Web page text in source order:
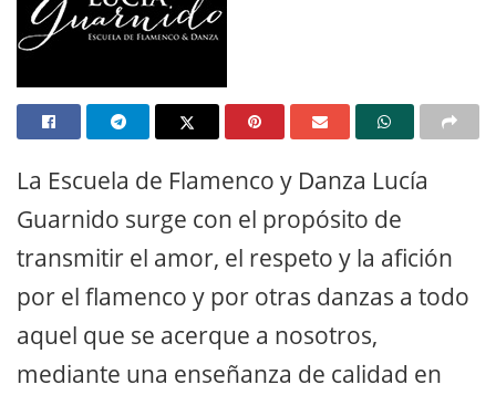
La Escuela de Flamenco y Danza Lucía
Guarnido surge con el propósito de
transmitir el amor, el respeto y la afición
por el flamenco y por otras danzas a todo
aquel que se acerque a nosotros,
mediante una enseñanza de calidad en